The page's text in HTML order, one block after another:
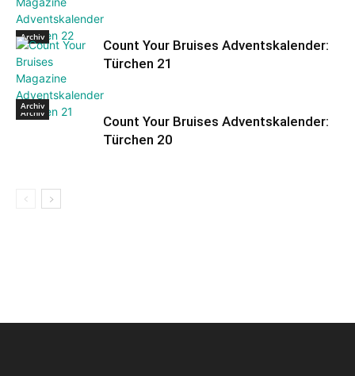
Archiv
Archiv
Count Your Bruises Adventskalender:
Türchen 21
Archiv
Count Your Bruises Adventskalender:
Türchen 20